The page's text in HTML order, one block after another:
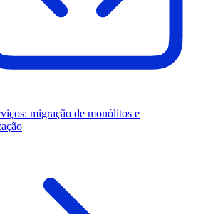
migração de monólitos e